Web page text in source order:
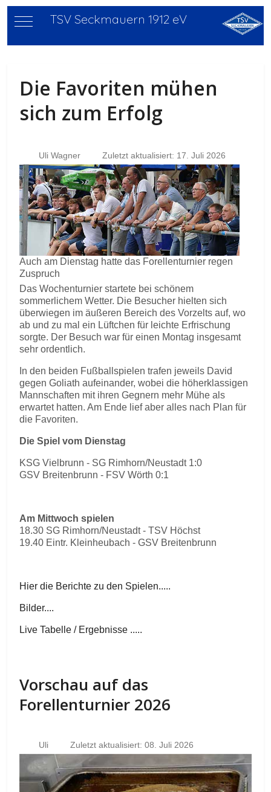
Mobile Menu Toggle
TSV Seckmauern 1912 eV
Die Favoriten mühen
sich zum Erfolg
Uli Wagner Zuletzt aktualisiert: 17. Juli 2026
Auch am Dienstag hatte das Forellenturnier regen
Zuspruch
Das Wochenturnier startete bei schönem
sommerlichem Wetter. Die Besucher hielten sich
überwiegen im äußeren Bereich des Vorzelts auf, wo
ab und zu mal ein Lüftchen für leichte Erfrischung
sorgte. Der Besuch war für einen Montag insgesamt
sehr ordentlich.
In den beiden Fußballspielen trafen jeweils David
gegen Goliath aufeinander, wobei die höherklassigen
Mannschaften mit ihren Gegnern mehr Mühe als
erwartet hatten. Am Ende lief aber alles nach Plan für
die Favoriten.
Die Spiel vom Dienstag
KSG Vielbrunn - SG Rimhorn/Neustadt 1:0
GSV Breitenbrunn - FSV Wörth 0:1
Am Mittwoch spielen
18.30 SG Rimhorn/Neustadt - TSV Höchst
19.40 Eintr. Kleinheubach - GSV Breitenbrunn
Hier die Berichte zu den Spielen.....
Bilder....
Live Tabelle / Ergebnisse .....
Vorschau auf das
Forellenturnier 2026
Uli Zuletzt aktualisiert: 08. Juli 2026